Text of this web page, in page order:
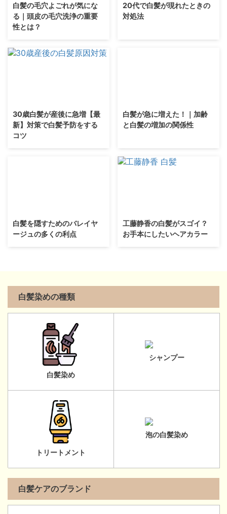
白髪の毛穴よごれが気にな
る｜頭皮の毛穴洗浄の重要
性とは？
20代で白髪が現れたときの
対処法
30歳白髪が産後に急増【最
新】対策で白髪予防をする
コツ
白髪が急に増えた！｜加齢
と白髪の増加の関係性
白髪を隠すためのバレイヤ
ージュの多くの利点
工藤静香の白髪がスゴイ？
お手本にしたいヘアカラー
白髪染めの種類
白髪染め
シャンプー
トリートメント
泡の白髪染め
白髪ケアのブランド